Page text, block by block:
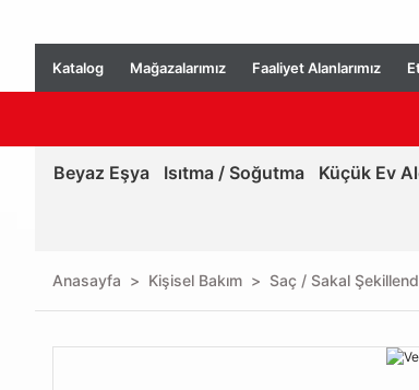
Katalog Mağazalarımız Faaliyet Alanlarımız
Beyaz Eşya Isıtma / Soğutma Küçük Ev
Anasayfa Kişisel Bakım Saç / Sakal